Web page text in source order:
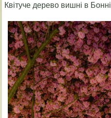
Квітуче дерево вишні в Бонні